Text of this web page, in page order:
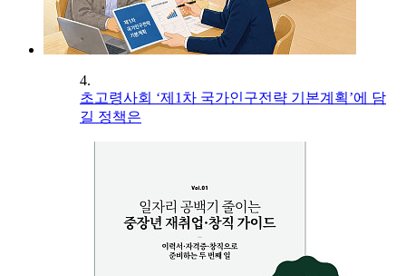
4.
초고령사회 ‘제1차 국가인구전략 기본계획’에 담
길 정책은